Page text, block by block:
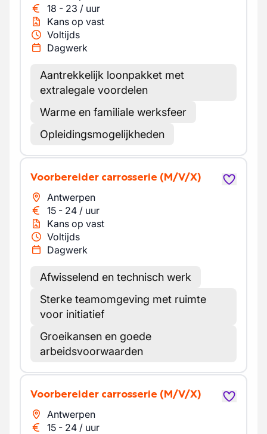
18 - 23 / uur
Kans op vast
Voltijds
Dagwerk
Aantrekkelijk loonpakket met
extralegale voordelen
Warme en familiale werksfeer
Opleidingsmogelijkheden
Voorbereider carrosserie (M/V/X)
Antwerpen
15 - 24 / uur
Kans op vast
Voltijds
Dagwerk
Afwisselend en technisch werk
Sterke teamomgeving met ruimte
voor initiatief
Groeikansen en goede
arbeidsvoorwaarden
Voorbereider carrosserie (M/V/X)
Antwerpen
15 - 24 / uur